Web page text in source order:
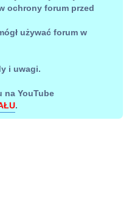
ochrony forum przed
używać forum w
i uwagi.
na YouTube
.